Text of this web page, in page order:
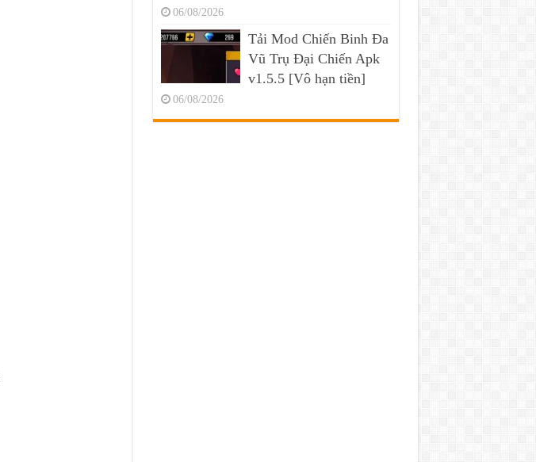
06/08/2026
Tải Mod Chiến Binh Đa
Vũ Trụ Đại Chiến Apk
v1.5.5 [Vô hạn tiền]
06/08/2026